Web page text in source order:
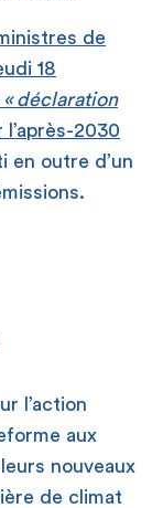
de
18
«déclaration
2030
en outre d’un
l’action
aux
nouveaux
de climat